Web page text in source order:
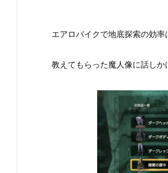
エアロバイクで地底探索の効
教えてもらった魔人像に話しか